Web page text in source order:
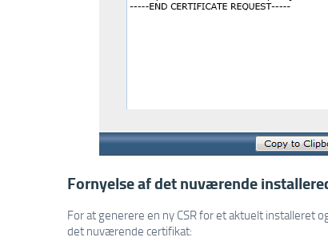
Fornyelse af det nuværende
For at generere en ny CSR for et aktuelt installeret
det nuværende certifikat: